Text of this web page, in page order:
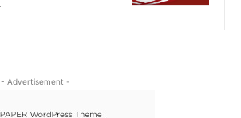
- Advertisement -